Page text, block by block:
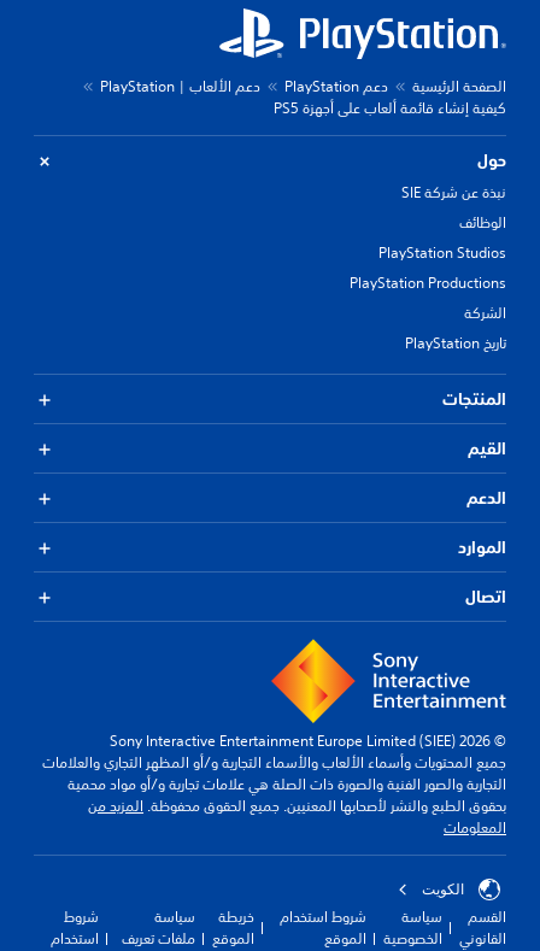
الصفحة الرئيسية دعم PlayStation
دعم الألعاب | PlayStation
كيفية إنشاء قائمة ألعاب على أجهزة PS5
حول
نبذة عن شركة SIE
الوظائف
PlayStation Studios
PlayStation Productions
الشركة
تاريخ PlayStation
المنتجات
القيم
الدعم
الموارد
اتصال
© 2026 Sony Interactive Entertainment Europe Limited (SIEE)
جميع المحتويات وأسماء الألعاب والأسماء التجارية و/أو المظهر التجاري والعلامات
التجارية والصور الفنية والصورة ذات الصلة هي علامات تجارية و/أو مواد محمية
بحقوق الطبع والنشر لأصحابها المعنيين. جميع الحقوق محفوظة. المزيد من
المعلومات
الكويت‎
القسم
القانوني
سياسة
الخصوصية
شروط استخدام
الموقع
خريطة
الموقع
سياسة
ملفات تعريف
شروط
استخدام